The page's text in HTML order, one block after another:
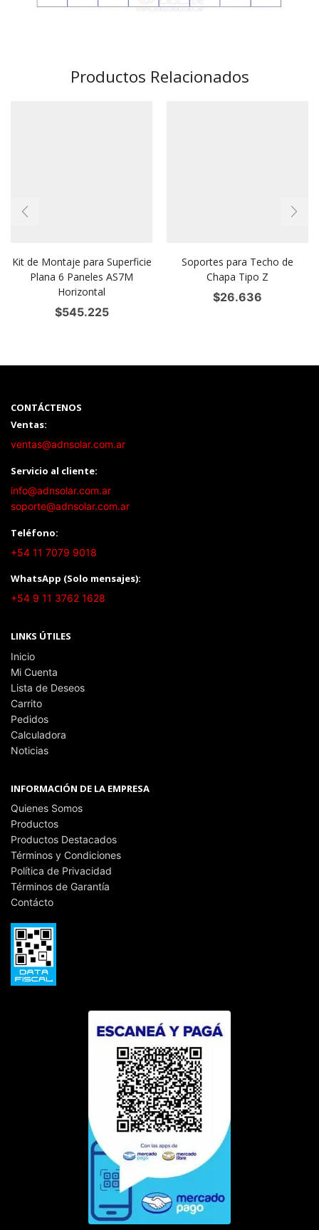
Productos Relacionados
Kit de Montaje para Superficie
Plana 6 Paneles AS7M
Horizontal
$545.225
Soportes para Techo de
Chapa Tipo Z
$26.636
CONTÁCTENOS
Ventas:
ventas@adnsolar.com.ar
Servicio al cliente:
info@adnsolar.com.ar
soporte@adnsolar.com.ar
Teléfono:
+54 11 7079 9018
WhatsApp (Solo mensajes):
+54 9 11 3762 1628
LINKS ÚTILES
Inicio
Mi Cuenta
Lista de Deseos
Carrito
Pedidos
Calculadora
Noticias
INFORMACIÓN DE LA EMPRESA
Quienes Somos
Productos
Productos Destacados
Términos y Condiciones
Política de Privacidad
Términos de Garantía
Contácto